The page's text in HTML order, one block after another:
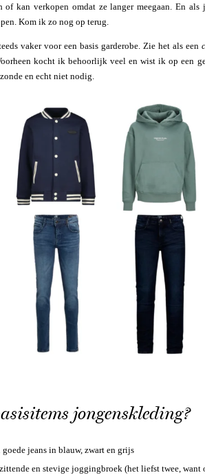
of kan verkopen omdat ze langer meegaan. En
Kom ik zo nog op terug.
vaker voor een basis garderobe. Zie het als een
kocht ik behoorlijk veel en wist ik op een
en echt niet nodig.
jongenskleding?
goede jeans in blauw, zwart en grijs
en stevige joggingbroek (het liefst twee, want